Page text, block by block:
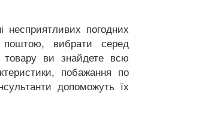
несприятливих погодних
вибрати серед
товару ви знайдете всю
побажання по
допоможуть їх